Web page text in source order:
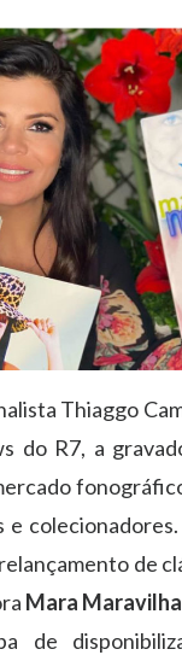
Thiaggo
do R7, a
e
de
Mara Maravilha
de